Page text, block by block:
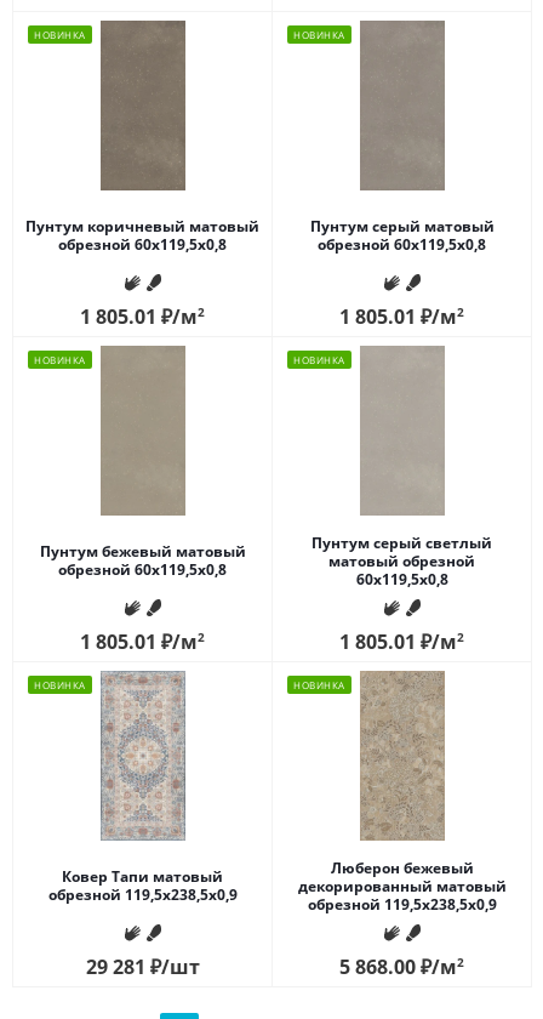
НОВИНКА
Пунтум коричневый матовый
обрезной 60x119,5x0,8
1 805.01 ₽/м2
НОВИНКА
Пунтум серый матовый
обрезной 60x119,5x0,8
1 805.01 ₽/м2
НОВИНКА
Пунтум бежевый матовый
обрезной 60x119,5x0,8
1 805.01 ₽/м2
НОВИНКА
Пунтум серый светлый
матовый обрезной
60x119,5x0,8
1 805.01 ₽/м2
НОВИНКА
Ковер Тапи матовый
обрезной 119,5x238,5x0,9
29 281 ₽/шт
НОВИНКА
Люберон бежевый
декорированный матовый
обрезной 119,5x238,5x0,9
5 868.00₽/м2